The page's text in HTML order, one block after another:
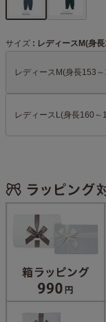
サイズ レディースM(身
レディースM(身長153
レディースL(身長160～